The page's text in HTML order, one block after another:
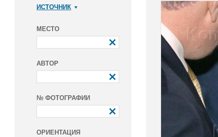
ИСТОЧНИК
МЕСТО
АВТОР
№ ФОТОГРАФИИ
ОРИЕНТАЦИЯ